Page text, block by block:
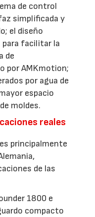
de control
simplificada y
el diseño
para facilitar la
de
por AMKmotion;
por agua de
espacio
moldes.
reales
principalmente
de las
1800 e
compacto